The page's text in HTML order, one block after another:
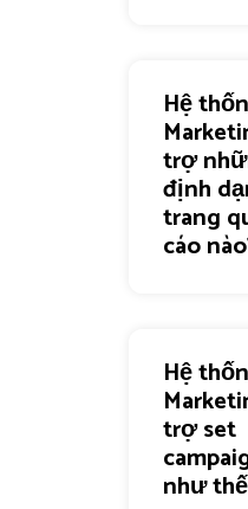
Hệ
trợ
định
trang
cáo
Hệ
trợ set
như